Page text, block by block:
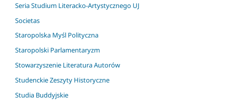
Seria Studium Literacko-Artystycznego UJ
Societas
Staropolska Myśl Polityczna
Staropolski Parlamentaryzm
Stowarzyszenie Literatura Autorów
Studenckie Zeszyty Historyczne
Studia Buddyjskie